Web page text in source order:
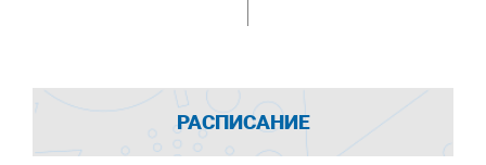
РАСПИСАНИЕ